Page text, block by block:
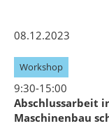
08.12.2023
Workshop
9:30-15:00
Abschlussarbeit
Maschinenbau